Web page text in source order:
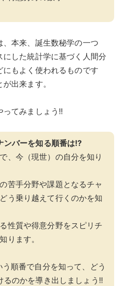
本来、誕生数秘学の一つ
した統計学に基づく人間分
もよく使われるものです
出来ます。
てみましょう!!
ンバーを知る順番は!?
、今（現世）の自分を知り
苦手分野や課題となるチャ
う乗り越えて行くのかを知
性質や得意分野をスピリチ
ります。
番で自分を知って、どう
るのかを導き出しましょう!!